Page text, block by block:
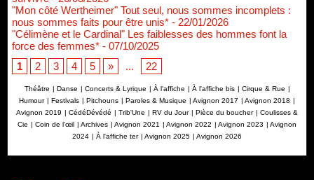
"Mon côté Wertheimer" Tout seul, nous sommes incomplets :
nous sommes faits pour être unis* - 22/01/2026
"Célimène et le Cardinal" Les faiblesses des hommes font la
force des femmes* - 07/10/2025
1
2 3 4 5 » ... 22
Théâtre | Danse | Concerts & Lyrique | À l'affiche | À l'affiche bis | Cirque & Rue |
Humour | Festivals | Pitchouns | Paroles & Musique | Avignon 2017 | Avignon 2018 |
Avignon 2019 | CédéDévédé | Trib'Une | RV du Jour | Pièce du boucher | Coulisses &
Cie | Coin de l’œil | Archives | Avignon 2021 | Avignon 2022 | Avignon 2023 | Avignon
2024 | À l'affiche ter | Avignon 2025 | Avignon 2026